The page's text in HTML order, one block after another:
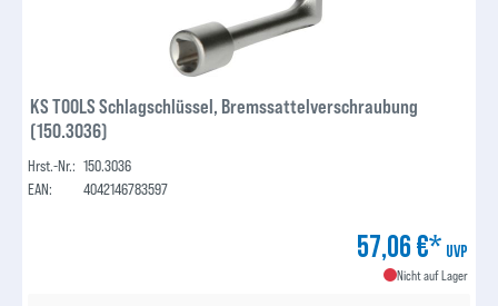
KS TOOLS Schlagschlüssel, Bremssattelverschraubung
(150.3036)
Hrst.-Nr.: 150.3036
EAN:
4042146783597
57,06 €* UVP
Nicht auf Lager